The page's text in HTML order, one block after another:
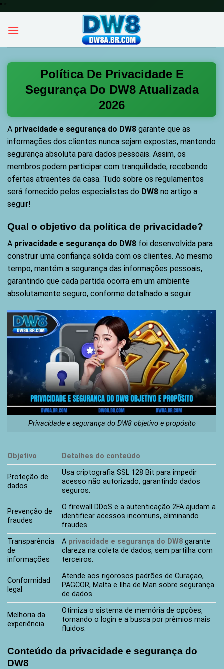
" "
content
Política De Privacidade E
Segurança Do DW8 Atualizada
2026
A privacidade e segurança do DW8 garante que as
informações dos clientes nunca sejam expostas, mantendo
segurança absoluta para dados pessoais. Assim, os
membros podem participar com tranquilidade, recebendo
ofertas atraentes da casa. Tudo sobre os regulamentos
será fornecido pelos especialistas do DW8 no artigo a
seguir!
Qual o objetivo da política de privacidade?
A privacidade e segurança do DW8 foi desenvolvida para
construir uma confiança sólida com os clientes. Ao mesmo
tempo, mantém a segurança das informações pessoais,
garantindo que cada partida ocorra em um ambiente
absolutamente seguro, conforme detalhado a seguir:
Privacidade e segurança do DW8 objetivo e propósito
Objetivo Detalhes do conteúdo
Proteção de
dados
Usa criptografia SSL 128 Bit para impedir
acesso não autorizado, garantindo dados
seguros.
Prevenção de
fraudes
O firewall DDoS e a autenticação 2FA ajudam a
identificar acessos incomuns, eliminando
fraudes.
Transparência
de
informações
A privacidade e segurança do DW8 garante
clareza na coleta de dados, sem partilha com
terceiros.
Conformidad
legal
Atende aos rigorosos padrões de Curaçao,
PAGCOR, Malta e Ilha de Man sobre segurança
de dados.
Melhoria da
experiência
Otimiza o sistema de memória de opções,
tornando o login e a busca por prêmios mais
fluidos.
Conteúdo da privacidade e segurança do
DW8